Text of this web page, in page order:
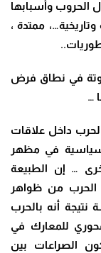
الحروب وأسبابها
ممتدة ،
في نطاق فرض
…
داخل علاقات
في مظهر
… إن الطبيعة
الحرب من ظواهر
نتيجة أنه بالحرب
للمعارك في
الصراعات بين